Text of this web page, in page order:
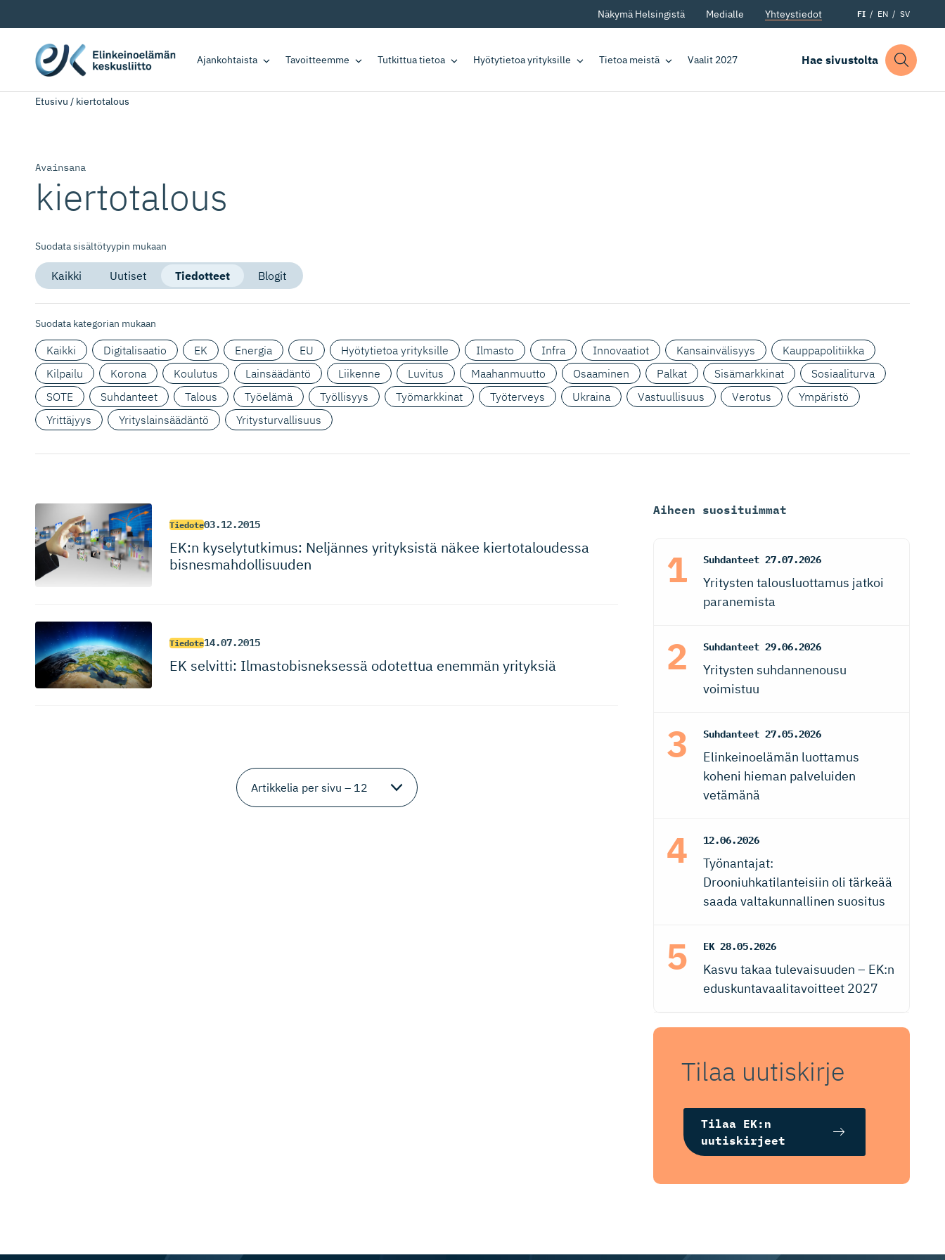
Näkymä Helsingistä Medialle Yhteystiedot FI EN SV
Ajankohtaista Tavoitteemme Tutkittua tietoa Hyötytietoa yrityksille Tietoa meistä Vaalit 2027 Hae sivustolta
Etusivu / kiertotalous
Avainsana
kiertotalous
Suodata sisältötyypin mukaan
Kaikki Uutiset Tiedotteet Blogit
Suodata kategorian mukaan
Kaikki Digitalisaatio EK Energia EU Hyötytietoa yrityksille Ilmasto Infra Innovaatiot Kansainvälisyys
Kauppapolitiikka
Kilpailu
Korona Koulutus Lainsäädäntö Liikenne Luvitus Maahanmuutto Osaaminen Palkat Sisämarkkinat
Sosiaaliturva
SOTE
Suhdanteet Talous Työelämä Työllisyys Työmarkkinat Työterveys Ukraina Vastuullisuus Verotus
Ympäristö
Yrittäjyys
Yrityslainsäädäntö Yritysturvallisuus
Tiedote03.12.2015
EK:n kyselytut­kimus: Neljännes yrityksistä näkee kiertotaloudessa
bisnesmah­dol­lisuuden
Tiedote14.07.2015
EK selvitti: Ilmastobis­neksessä odotettua enemmän yrityksiä
Aiheen suosituimmat
Suhdanteet 27.07.2026
Yritysten talousluottamus jatkoi
paranemista
Suhdanteet 29.06.2026
Yritysten suhdannenousu
voimistuu
Suhdanteet 27.05.2026
Elinkeinoelämän luottamus
koheni hieman palveluiden
vetämänä
12.06.2026
Työnantajat:
Drooniuhkatilanteisiin oli tärkeää
saada valtakunnallinen suositus
EK 28.05.2026
Kasvu takaa tulevaisuuden – EK:n
eduskuntavaalitavoitteet 2027
Tilaa uutiskirje
Tilaa EK:n
uutiskirjeet